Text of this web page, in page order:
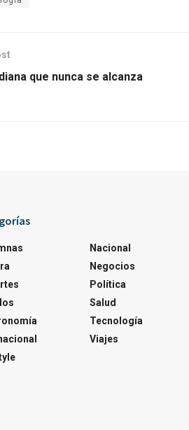
que nunca se alcanza
Nacional
Negocios
Política
Salud
Tecnología
Viajes